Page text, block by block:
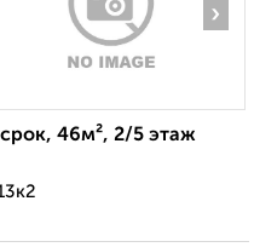
›
46м², 2/5 этаж